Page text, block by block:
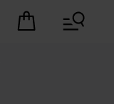
Det er ingen